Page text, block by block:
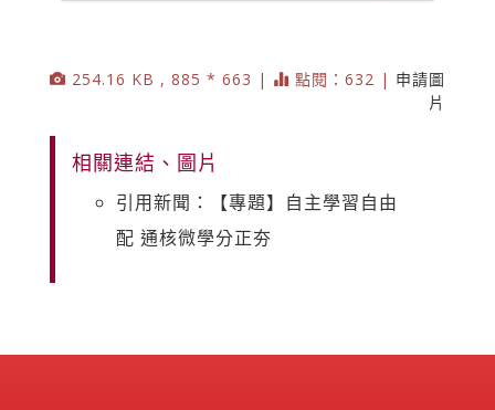
254.16 KB , 885 * 663 | 點閱：632 | 申請圖
片
相關連結、圖片
引用新聞：【專題】自主學習自由
配 通核微學分正夯